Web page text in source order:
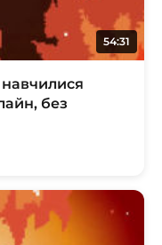
54:31
без